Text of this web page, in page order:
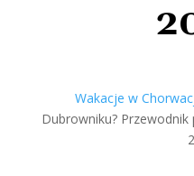
Wakacje w
Dubrowniku?